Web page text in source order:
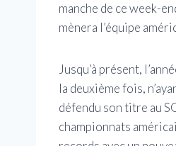
manche de ce week-
mènera l’équipe
Jusqu’à présent,
la deuxième fois,
défendu son titre au
championnats